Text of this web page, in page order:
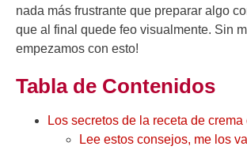
nada más frustrante que preparar algo
que al final quede feo visualmente. Sin
empezamos con esto!
Tabla de Contenidos
Los secretos de la receta de
Lee estos consejos, me los